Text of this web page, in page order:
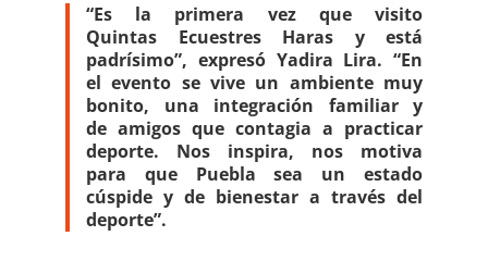
“Es la primera vez que visito
Quintas Ecuestres Haras y está
padrísimo”, expresó Yadira Lira. “En
el evento se vive un ambiente muy
bonito, una integración familiar y
de amigos que contagia a practicar
deporte. Nos inspira, nos motiva
para que Puebla sea un estado
cúspide y de bienestar a través del
deporte”.